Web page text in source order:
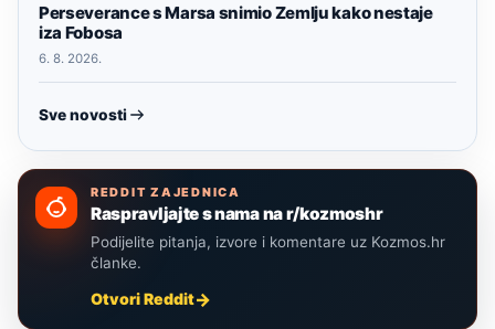
Perseverance s Marsa snimio Zemlju kako nestaje
iza Fobosa
6. 8. 2026.
Sve novosti
REDDIT ZAJEDNICA
Raspravljajte s nama na r/kozmoshr
Podijelite pitanja, izvore i komentare uz Kozmos.hr
članke.
Otvori Reddit